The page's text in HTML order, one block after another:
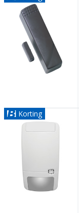
Korting